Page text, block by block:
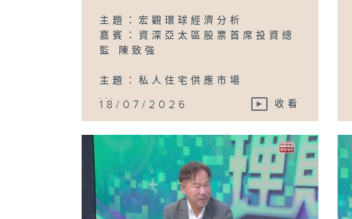
主題：宏觀環球經濟分析
嘉賓：資深亞太區股票首席投資總
監 陳致強
主題：私人住宅供應市場
...
18/07/2026 收看